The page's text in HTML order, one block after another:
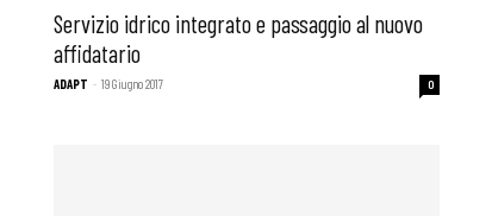
Servizio idrico integrato e passaggio al nuovo
affidatario
ADAPT - 19 Giugno 2017 0